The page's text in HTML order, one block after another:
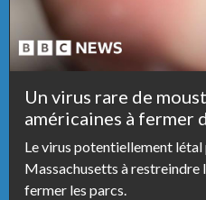
Un virus rare de
américaines à fermer
Le virus potentiellement létal
Massachusetts à restreindre
fermer les parcs.